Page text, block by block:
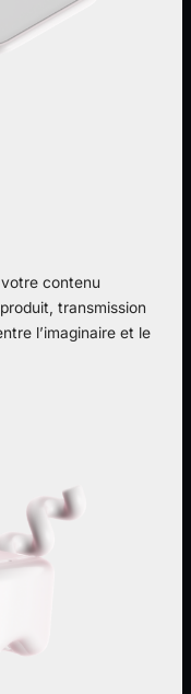
contenu
transmission
l’imaginaire et le